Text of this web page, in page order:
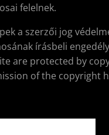
felelnek.
a szerzői jog
írásbeli
are protected by
of the copyright